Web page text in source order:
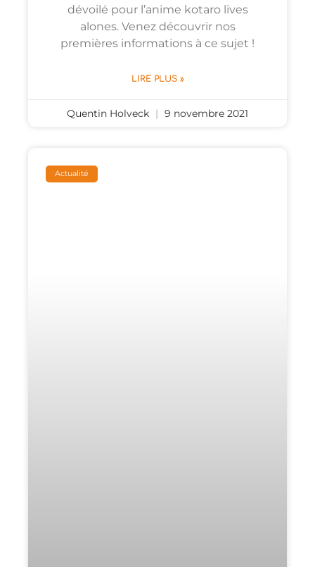
dévoilé pour l’anime kotaro lives
alones. Venez découvrir nos
premières informations à ce sujet !
LIRE PLUS »
Quentin Holveck 9 novembre 2021
Actualité